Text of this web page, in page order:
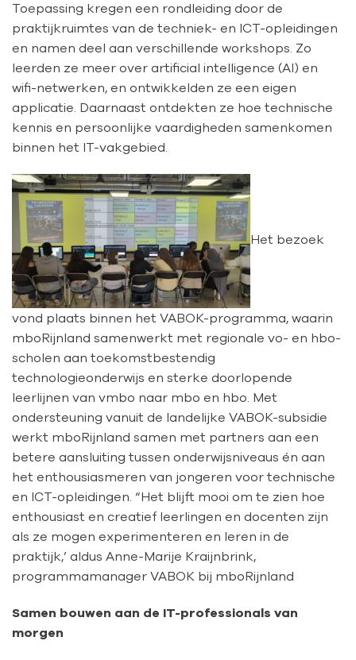
Toepassing kregen een rondleiding door de
praktijkruimtes van de techniek- en ICT-opleidingen
en namen deel aan verschillende workshops. Zo
leerden ze meer over artificial intelligence (AI) en
wifi-netwerken, en ontwikkelden ze een eigen
applicatie. Daarnaast ontdekten ze hoe technische
kennis en persoonlijke vaardigheden samenkomen
binnen het IT-vakgebied.
Het bezoek
vond plaats binnen het VABOK-programma, waarin
mboRijnland samenwerkt met regionale vo- en hbo-
scholen aan toekomstbestendig
technologieonderwijs en sterke doorlopende
leerlijnen van vmbo naar mbo en hbo. Met
ondersteuning vanuit de landelijke VABOK-subsidie
werkt mboRijnland samen met partners aan een
betere aansluiting tussen onderwijsniveaus én aan
het enthousiasmeren van jongeren voor technische
en ICT-opleidingen. “Het blijft mooi om te zien hoe
enthousiast en creatief leerlingen en docenten zijn
als ze mogen experimenteren en leren in de
praktijk,’ aldus Anne-Marije Kraijnbrink,
programmamanager VABOK bij mboRijnland
Samen bouwen aan de IT-professionals van
morgen